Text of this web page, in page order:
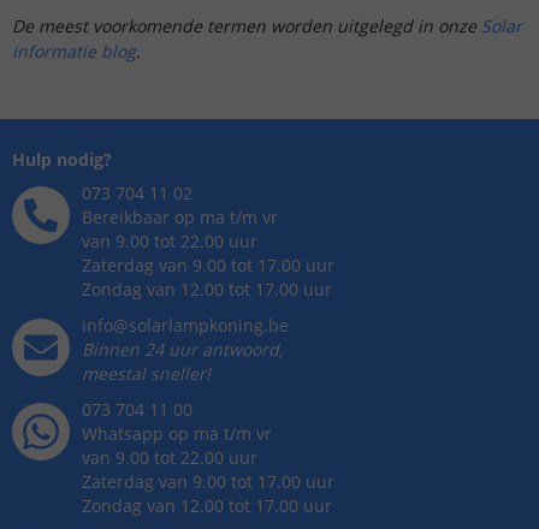
De meest voorkomende termen worden uitgelegd in onze Solar
informatie blog.
Hulp nodig?
073 704 11 02
Bereikbaar op ma t/m vr
van 9.00 tot 22.00 uur
Zaterdag van 9.00 tot 17.00 uur
Zondag van 12.00 tot 17.00 uur
info@solarlampkoning.be
Binnen 24 uur antwoord,
meestal sneller!
073 704 11 00
Whatsapp op ma t/m vr
van 9.00 tot 22.00 uur
Zaterdag van 9.00 tot 17.00 uur
Zondag van 12.00 tot 17.00 uur